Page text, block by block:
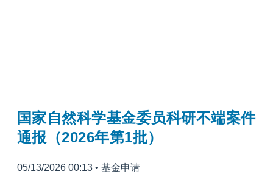
国家自然科学基金委员科研不端案件
通报（2026年第1批）
05/13/2026 00:13 • 基金申请